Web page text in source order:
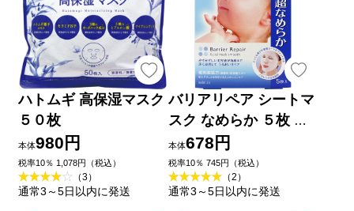
ハトムギ 高保湿マスク
５０枚
本体980円
税率10％ 1,078円（税込）
（3）
通常3～5日以内に発送
バリアリペア シートマ
スク なめらか ５枚 マ
ンダム
本体678円
税率10％ 745円（税込）
（2）
通常3～5日以内に発送